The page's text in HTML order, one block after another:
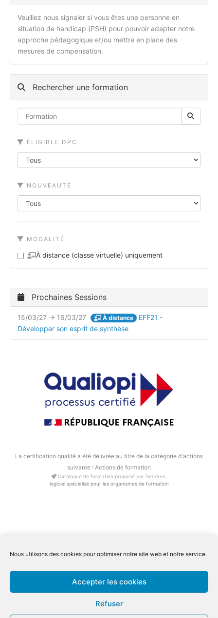
Nous utilisons des cookies pour optimiser notre site web et notre service.
Accepter les cookies
Refuser
Veuillez nous signaler si vous êtes une personne en
situation de handicap (PSH) pour pouvoir adapter notre
approche pédagogique et/ou mettre en place des
mesures de compensation.
Rechercher une formation
ÉLIGIBLE DPC
NOUVEAUTÉ
MODALITÉ
À distance (classe virtuelle) uniquement
Prochaines Sessions
15/03/27 → 16/03/27 À distance
EFF21 -
Développer son esprit de synthèse
La certification qualité a été délivrée au titre de la catégorie d'actions
suivante : Actions de formation
Catalogue de formation propulsé par Dendreo,
logiciel spécialisé pour les organismes de formation
Conditions générale de ventes Inter|Conditions générale de
Conditions générale spécifiques distanciel
Mentions légales|
Qualiopi